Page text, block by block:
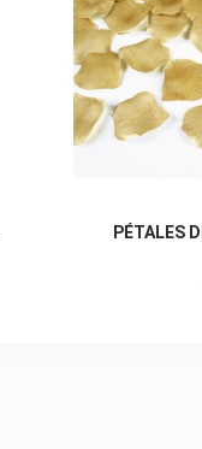
PÉTALES